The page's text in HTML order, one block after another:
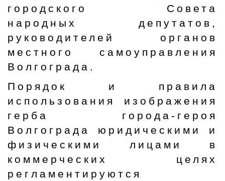
городского Совета
народных депутатов,
руководителей органов
местного самоуправления
Волгограда.
Порядок и правила
использования изображения
герба города-героя
Волгограда юридическими и
физическими лицами в
коммерческих целях
регламентируются